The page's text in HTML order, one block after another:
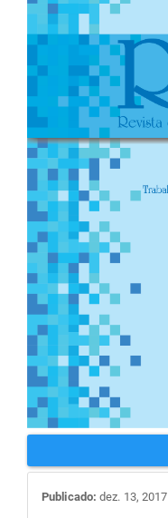
de
artigos
Publicado: dez. 13, 2017